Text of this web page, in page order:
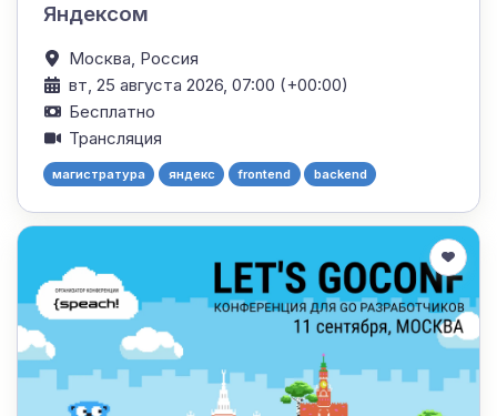
Яндексом
Москва, Россия
вт, 25 августа 2026, 07:00 (+00:00)
Бесплатно
Трансляция
магистратура яндекс frontend backend